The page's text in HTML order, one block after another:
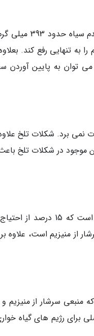
گندم سیاه به معنای
به تنهایی رفع کند.
توان به پایین
برد. شکلات تلخ
موجود در شکلات تلخ
یک میوه آووکادو در سایز میانه
منبعی سرشار از منیزیم
برای رژیم های گیاه